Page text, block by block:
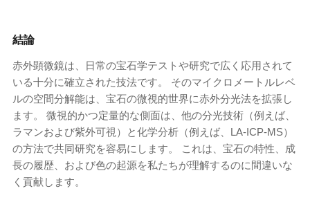
結論
赤外顕微鏡は、日常の宝石学テストや研究で広く応用されて
いる十分に確立された技法です。 そのマイクロメートルレベ
ルの空間分解能は、宝石の微視的世界に赤外分光法を拡張し
ます。 微視的かつ定量的な側面は、他の分光技術（例えば、
ラマンおよび紫外可視）と化学分析（例えば、LA-ICP-MS）
の方法で共同研究を容易にします。 これは、宝石の特性、成
長の履歴、および色の起源を私たちが理解するのに間違いな
く貢献します。